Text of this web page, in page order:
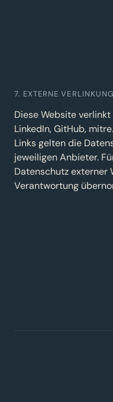
7. EXTERNE
Diese Website
LinkedIn, GitHub,
Links gelten die
jeweiligen Anbieter.
Datenschutz externer
Verantwortung